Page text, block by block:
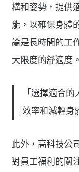
構和姿勢，提供
能，以確保身體
論是長時間的工
大限度的舒適度。
「選擇適合
效率和減輕身
此外，高科技公
對員工福利的關